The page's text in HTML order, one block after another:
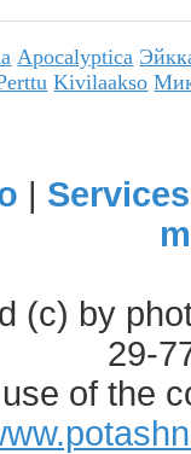
Apocalyptica
Kivilaakso
| Services
(c) by
29-
of the